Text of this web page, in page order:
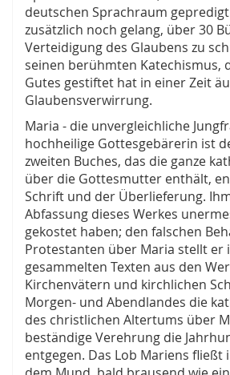
deutschen Sprachraum
zusätzlich noch gelang, über 30
Verteidigung des Glaubens zu
seinen berühmten Katechismus,
Gutes gestiftet hat in einer Zeit
Glaubensverwirrung.
Maria - die unvergleichliche
hochheilige Gottesgebärerin ist
zweiten Buches, das die ganze
über die Gottesmutter enthält,
Schrift und der Überlieferung.
Abfassung dieses Werkes
gekostet haben; den falschen
Protestanten über Maria stellt er
gesammelten Texten aus den
Kirchenvätern und kirchlichen
Morgen- und Abendlandes die
des christlichen Altertums über
beständige Verehrung die
entgegen. Das Lob Mariens ﬂießt